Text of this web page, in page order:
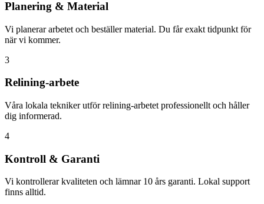
Planering & Material
Vi planerar arbetet och beställer material. Du får exakt tidpunkt för
när vi kommer.
3
Relining-arbete
Våra lokala tekniker utför relining-arbetet professionellt och håller
dig informerad.
4
Kontroll & Garanti
Vi kontrollerar kvaliteten och lämnar 10 års garanti. Lokal support
finns alltid.